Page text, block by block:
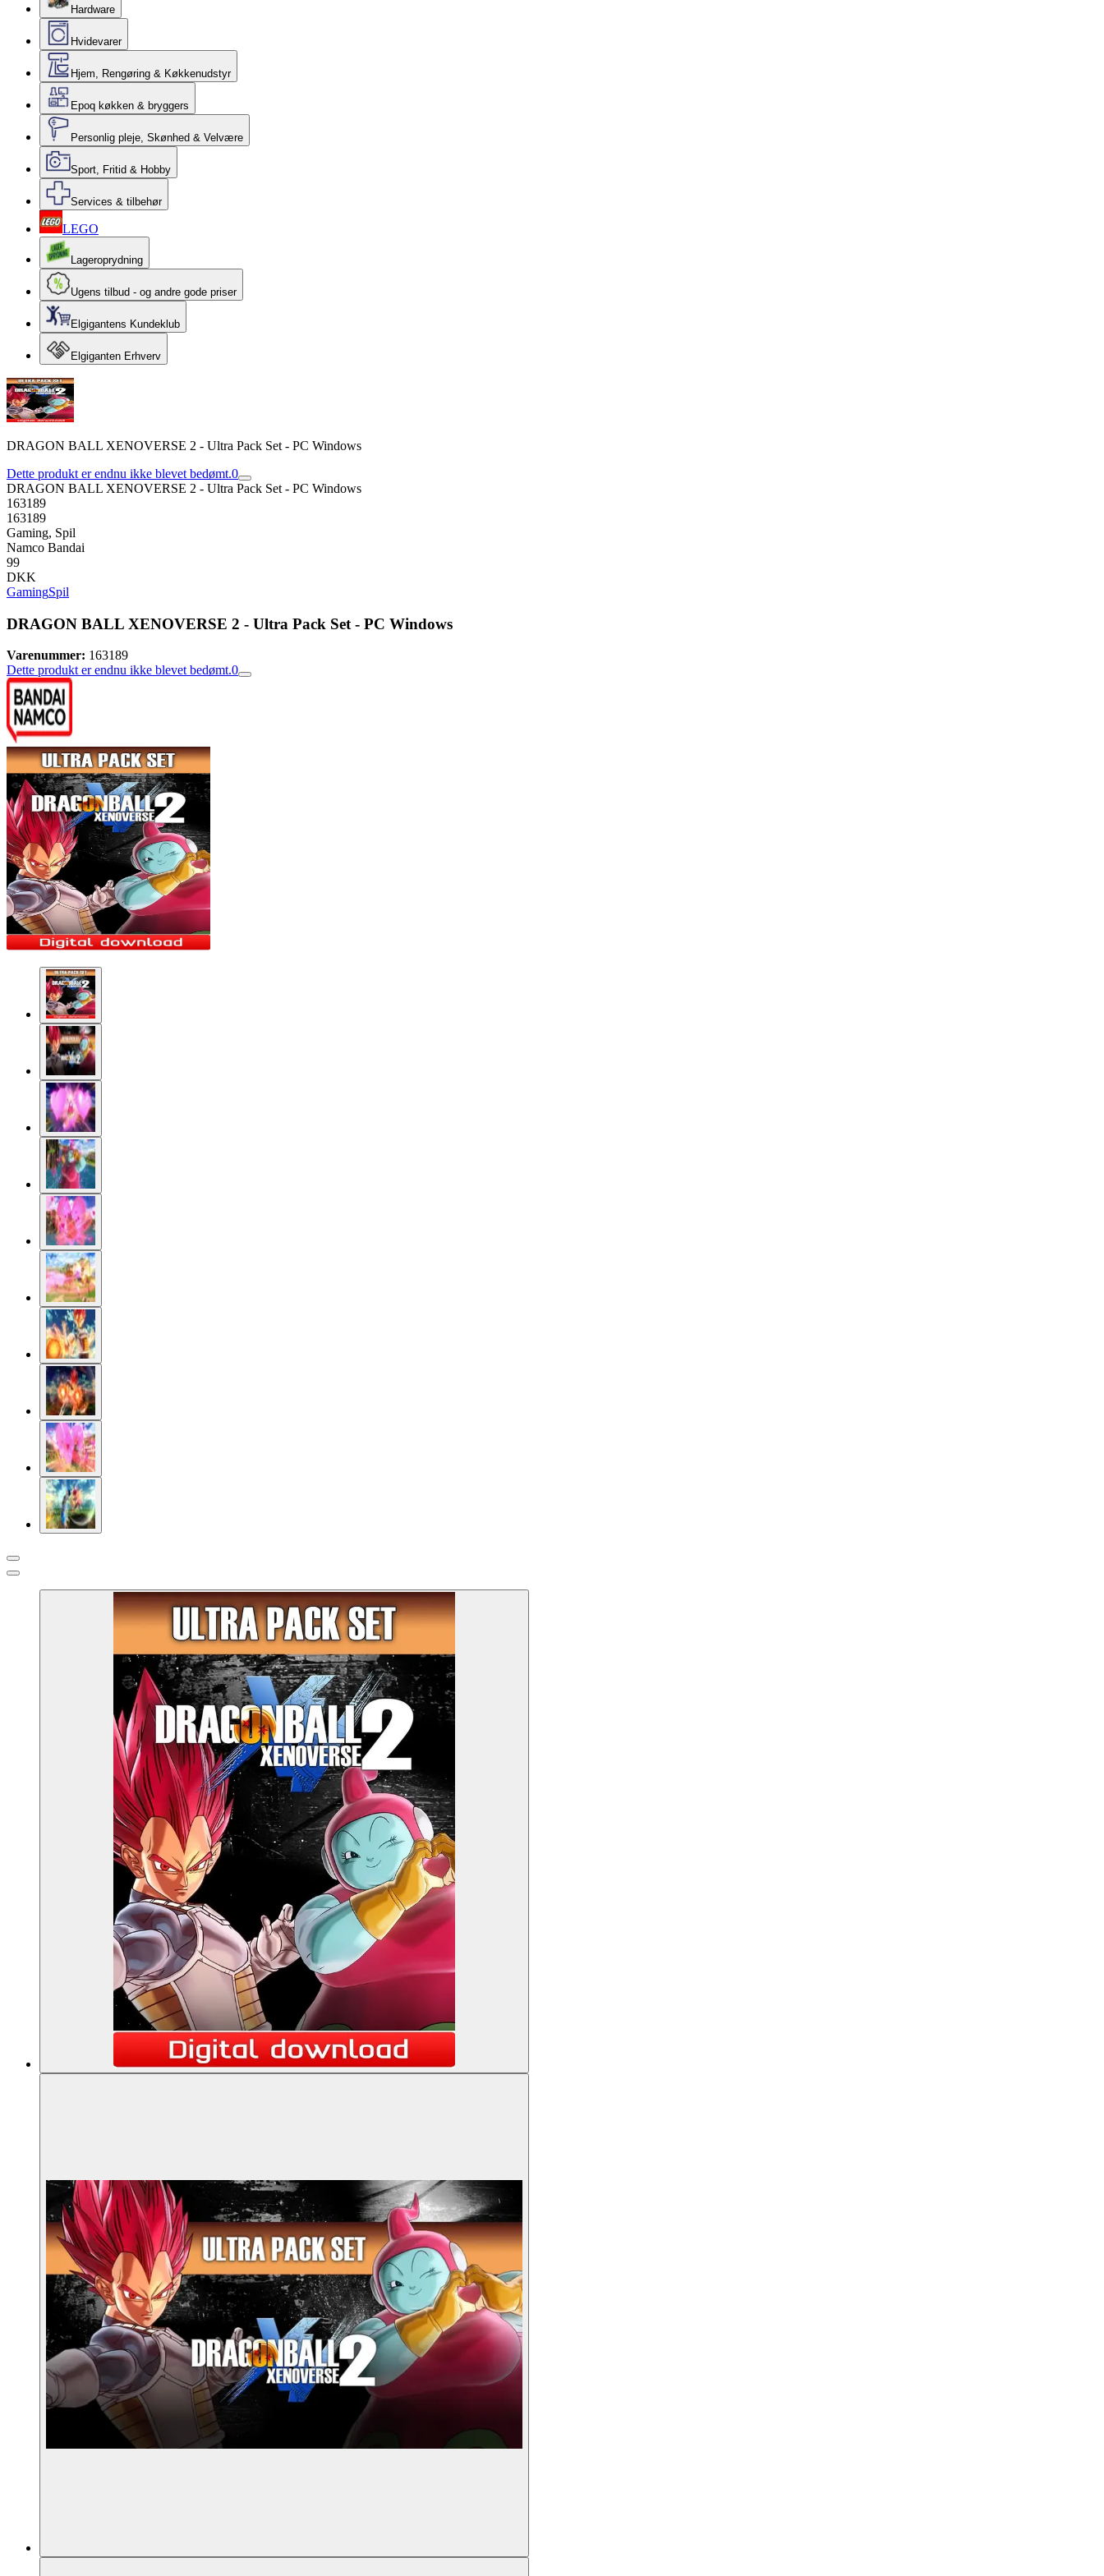
Hardware
Hvidevarer
Hjem, Rengøring & Køkkenudstyr
Epoq køkken & bryggers
Personlig pleje, Skønhed & Velvære
Sport, Fritid & Hobby
Services & tilbehør
LEGO
Lageroprydning
Ugens tilbud - og andre gode priser
Elgigantens Kundeklub
Elgiganten Erhverv
DRAGON BALL XENOVERSE 2 - Ultra Pack Set - PC Windows
Dette produkt er endnu ikke blevet bedømt.0
DRAGON BALL XENOVERSE 2 - Ultra Pack Set - PC Windows
163189
163189
Gaming, Spil
Namco Bandai
99
DKK
GamingSpil
DRAGON BALL XENOVERSE 2 - Ultra Pack Set - PC Windows
Varenummer: 163189
Dette produkt er endnu ikke blevet bedømt.0